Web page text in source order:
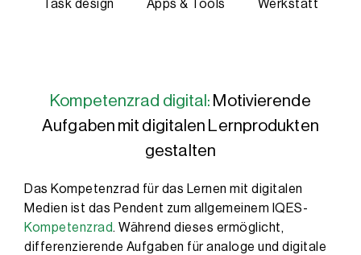
Task design Apps & Tools Werkstatt
Kompetenzrad digital: Motivierende
Aufgaben mit digitalen Lernprodukten
gestalten
Das Kompetenzrad für das Lernen mit digitalen
Medien ist das Pendent zum allgemeinem IQES-
Kompetenzrad. Während dieses ermöglicht,
differenzierende Aufgaben für analoge und digitale